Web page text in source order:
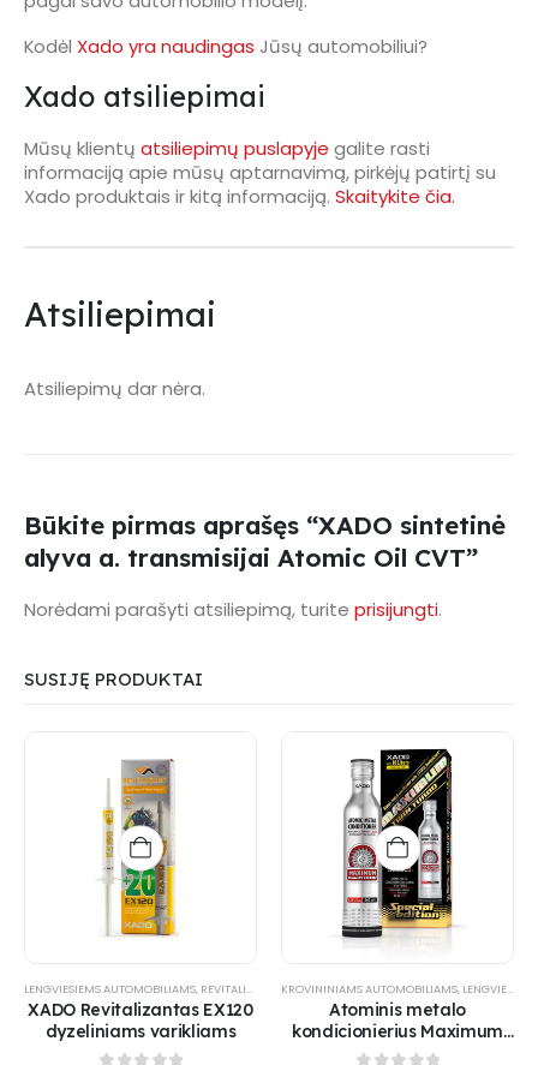
Kodėl Xado yra naudingas Jūsų automobiliui?
Xado atsiliepimai
Mūsų klientų atsiliepimų puslapyje galite rasti
informaciją apie mūsų aptarnavimą, pirkėjų patirtį su
Xado produktais ir kitą informaciją. Skaitykite čia.
Atsiliepimai
Atsiliepimų dar nėra.
Būkite pirmas aprašęs “XADO sintetinė
alyva a. transmisijai Atomic Oil CVT”
Norėdami parašyti atsiliepimą, turite prisijungti.
SUSIJĘ PRODUKTAI
LENGVIESIEMS AUTOMOBILIAMS, REVITALIZANTAI ,VARIKLIUI,VISUREIGIAMS,XADO PRODUKTAI
XADO Revitalizantas EX120
dyzeliniams varikliams
KROVININIAMS AUTOMOBILIAMS, LENGVIESIEMS AUTOMOBILIAMS
Atominis metalo
kondicionierius Maximum
Twin Turbo su kompleksiniu